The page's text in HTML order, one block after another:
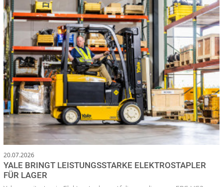
20.07.2026
YALE BRINGT LEISTUNGSSTARKE ELEKTROSTAPLER
FÜR LAGER